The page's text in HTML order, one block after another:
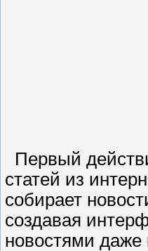
Первый
статей из
собирает
создавая
новостями даже